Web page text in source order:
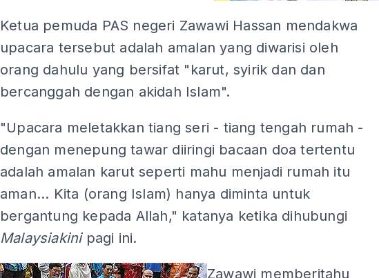
Ketua pemuda PAS negeri Zawawi Hassan mendakwa
upacara tersebut adalah amalan yang diwarisi oleh
orang dahulu yang bersifat "karut, syirik dan dan
bercanggah dengan akidah Islam".
"Upacara meletakkan tiang seri - tiang tengah rumah -
dengan menepung tawar diiringi bacaan doa tertentu
adalah amalan karut seperti mahu menjadi rumah itu
aman... Kita (orang Islam) hanya diminta untuk
bergantung kepada Allah," katanya ketika dihubungi
Malaysiakini pagi ini.
Zawawi memberitahu